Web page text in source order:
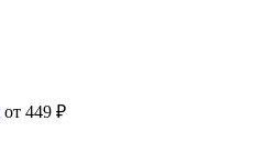
от 449 ₽